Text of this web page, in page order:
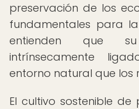
preservación de los
fundamentales para
entienden que
intrínsecamente
entorno natural que los
El cultivo sostenible